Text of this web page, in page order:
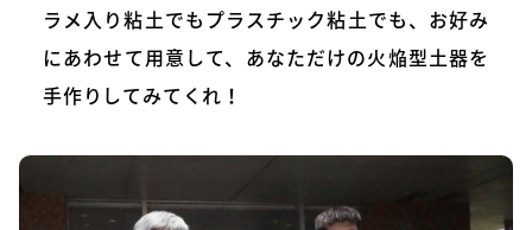
ラメ入り粘土でもプラスチック粘土でも、お好み
にあわせて用意して、あなただけの火焔型土器を
手作りしてみてくれ！